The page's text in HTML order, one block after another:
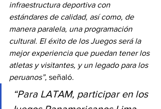
infraestructura deportiva con
estándares de calidad, así como, de
manera paralela, una programación
cultural. El éxito de los Juegos será la
mejor experiencia que puedan tener los
atletas y visitantes, y un legado para los
peruanos”, señaló.
“Para LATAM, participar en los